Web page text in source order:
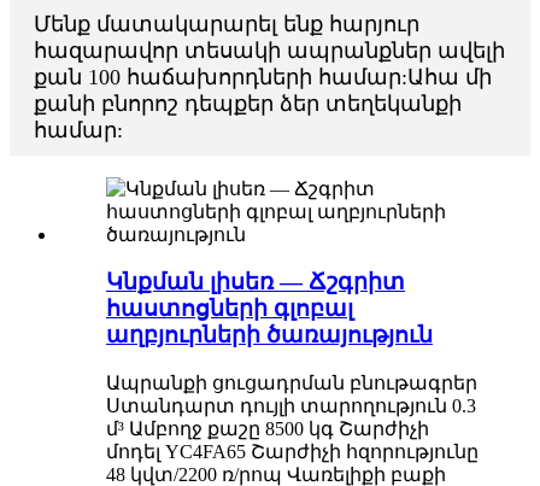
Մենք մատակարարել ենք հարյուր
հազարավոր տեսակի ապրանքներ ավելի
քան 100 հաճախորդների համար:Ահա մի
քանի բնորոշ դեպքեր ձեր տեղեկանքի
համար:
Կնքման լիսեռ — Ճշգրիտ
հաստոցների գլոբալ
աղբյուրների ծառայություն
Ապրանքի ցուցադրման բնութագրեր
Ստանդարտ դույլի տարողություն 0.3
մ³ Ամբողջ քաշը 8500 կգ Շարժիչի
մոդել YC4FA65 Շարժիչի հզորությունը
48 կվտ/2200 ռ/րոպ Վառելիքի բաքի